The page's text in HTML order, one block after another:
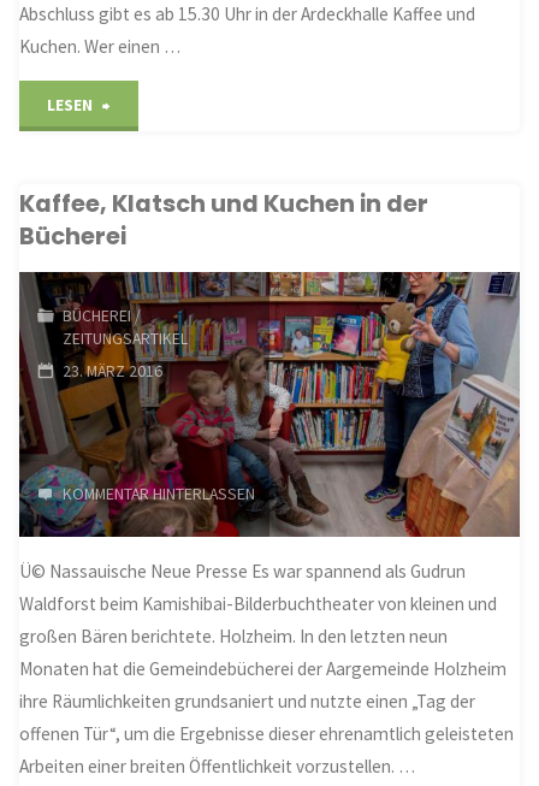
Abschluss gibt es ab 15.30 Uhr in der Ardeckhalle Kaffee und
Kuchen. Wer einen …
LESEN
Obstbauverein"
Kaffee, Klatsch und Kuchen in der
Bücherei
BÜCHEREI/
ZEITUNGSARTIKEL
23. MÄRZ 2016
KOMMENTAR HINTERLASSEN
Ü© Nassauische Neue Presse Es war spannend als Gudrun
Waldforst beim Kamishibai-Bilderbuchtheater von kleinen und
großen Bären berichtete. Holzheim. In den letzten neun
Monaten hat die Gemeindebücherei der Aargemeinde Holzheim
ihre Räumlichkeiten grundsaniert und nutzte einen „Tag der
offenen Tür“, um die Ergebnisse dieser ehrenamtlich geleisteten
Arbeiten einer breiten Öffentlichkeit vorzustellen. …